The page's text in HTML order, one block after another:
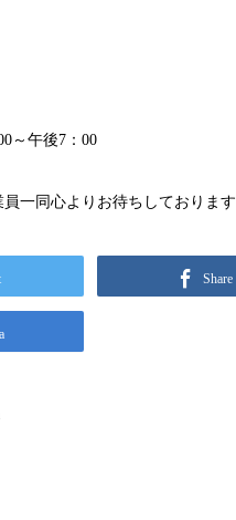
～午後7：00
一同心よりお待ちしております
Share